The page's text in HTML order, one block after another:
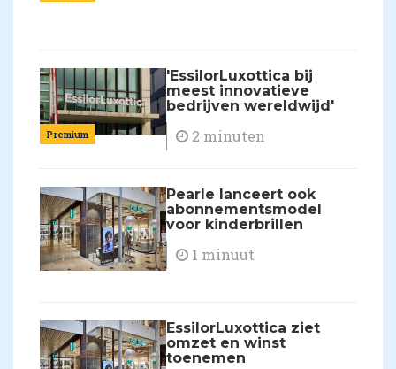
Premium
'EssilorLuxottica bij
meest innovatieve
bedrijven wereldwijd'
2 minuten
Pearle lanceert ook
abonnementsmodel
voor kinderbrillen
1 minuut
EssilorLuxottica ziet
omzet en winst
toenemen